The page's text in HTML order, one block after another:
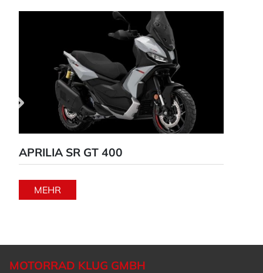
APRILIA SR GT 400
MEHR
MOTORRAD KLUG GMBH